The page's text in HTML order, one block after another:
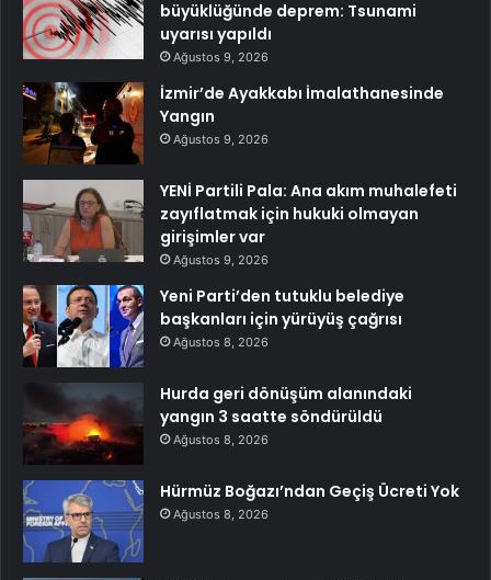
büyüklüğünde deprem: Tsunami
uyarısı yapıldı
Ağustos 9, 2026
İzmir’de Ayakkabı İmalathanesinde
Yangın
Ağustos 9, 2026
YENİ Partili Pala: Ana akım muhalefeti
zayıflatmak için hukuki olmayan
girişimler var
Ağustos 9, 2026
Yeni Parti’den tutuklu belediye
başkanları için yürüyüş çağrısı
Ağustos 8, 2026
Hurda geri dönüşüm alanındaki
yangın 3 saatte söndürüldü
Ağustos 8, 2026
Hürmüz Boğazı’ndan Geçiş Ücreti Yok
Ağustos 8, 2026